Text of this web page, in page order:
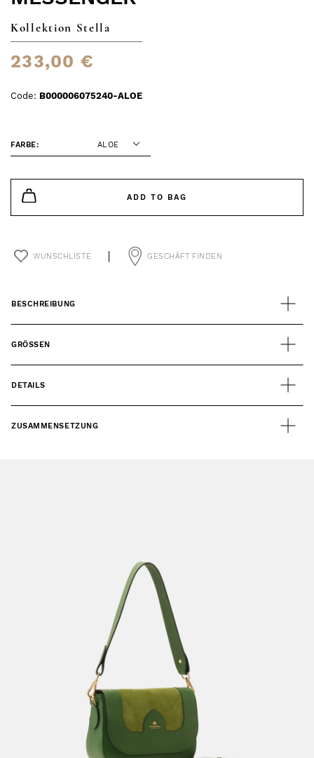
Kollektion Stella
233,00 €
Code: B000006075240-ALOE
FARBE: ALOE
ADD TO BAG
WUNSCHLISTE GESCHÄFT FINDEN
BESCHREIBUNG
GRÖSSEN
DETAILS
ZUSAMMENSETZUNG